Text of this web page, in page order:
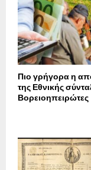
Πιο γρήγορα η
της Εθνικής
Βορειοηπειρώτες